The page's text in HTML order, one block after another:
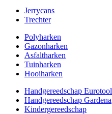
Jerrycans
Trechter
Polyharken
Gazonharken
Asfaltharken
Tuinharken
Hooiharken
Handgereedschap Eurotool
Handgereedschap Gardena
Kindergereedschap